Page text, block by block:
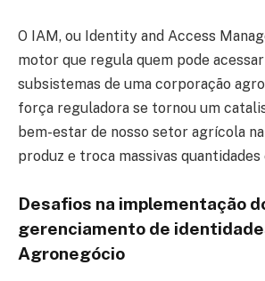
O IAM, ou Identity and Access
motor que regula quem pode
subsistemas de uma corporação
força reguladora se tornou um
bem-estar de nosso setor agrícola
produz e troca massivas
Desafios na implementação
gerenciamento de
Agronegócio